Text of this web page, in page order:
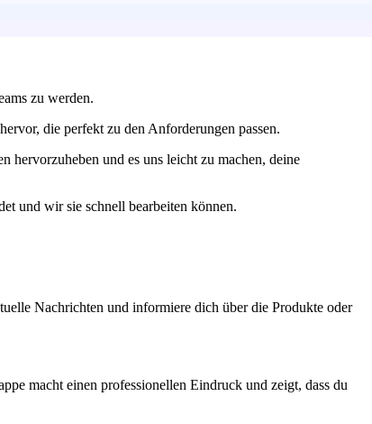
zu werden.
die perfekt zu den Anforderungen passen.
hervorzuheben und es uns leicht zu machen, deine
und wir sie schnell bearbeiten können.
Nachrichten und informiere dich über die Produkte oder
macht einen professionellen Eindruck und zeigt, dass du